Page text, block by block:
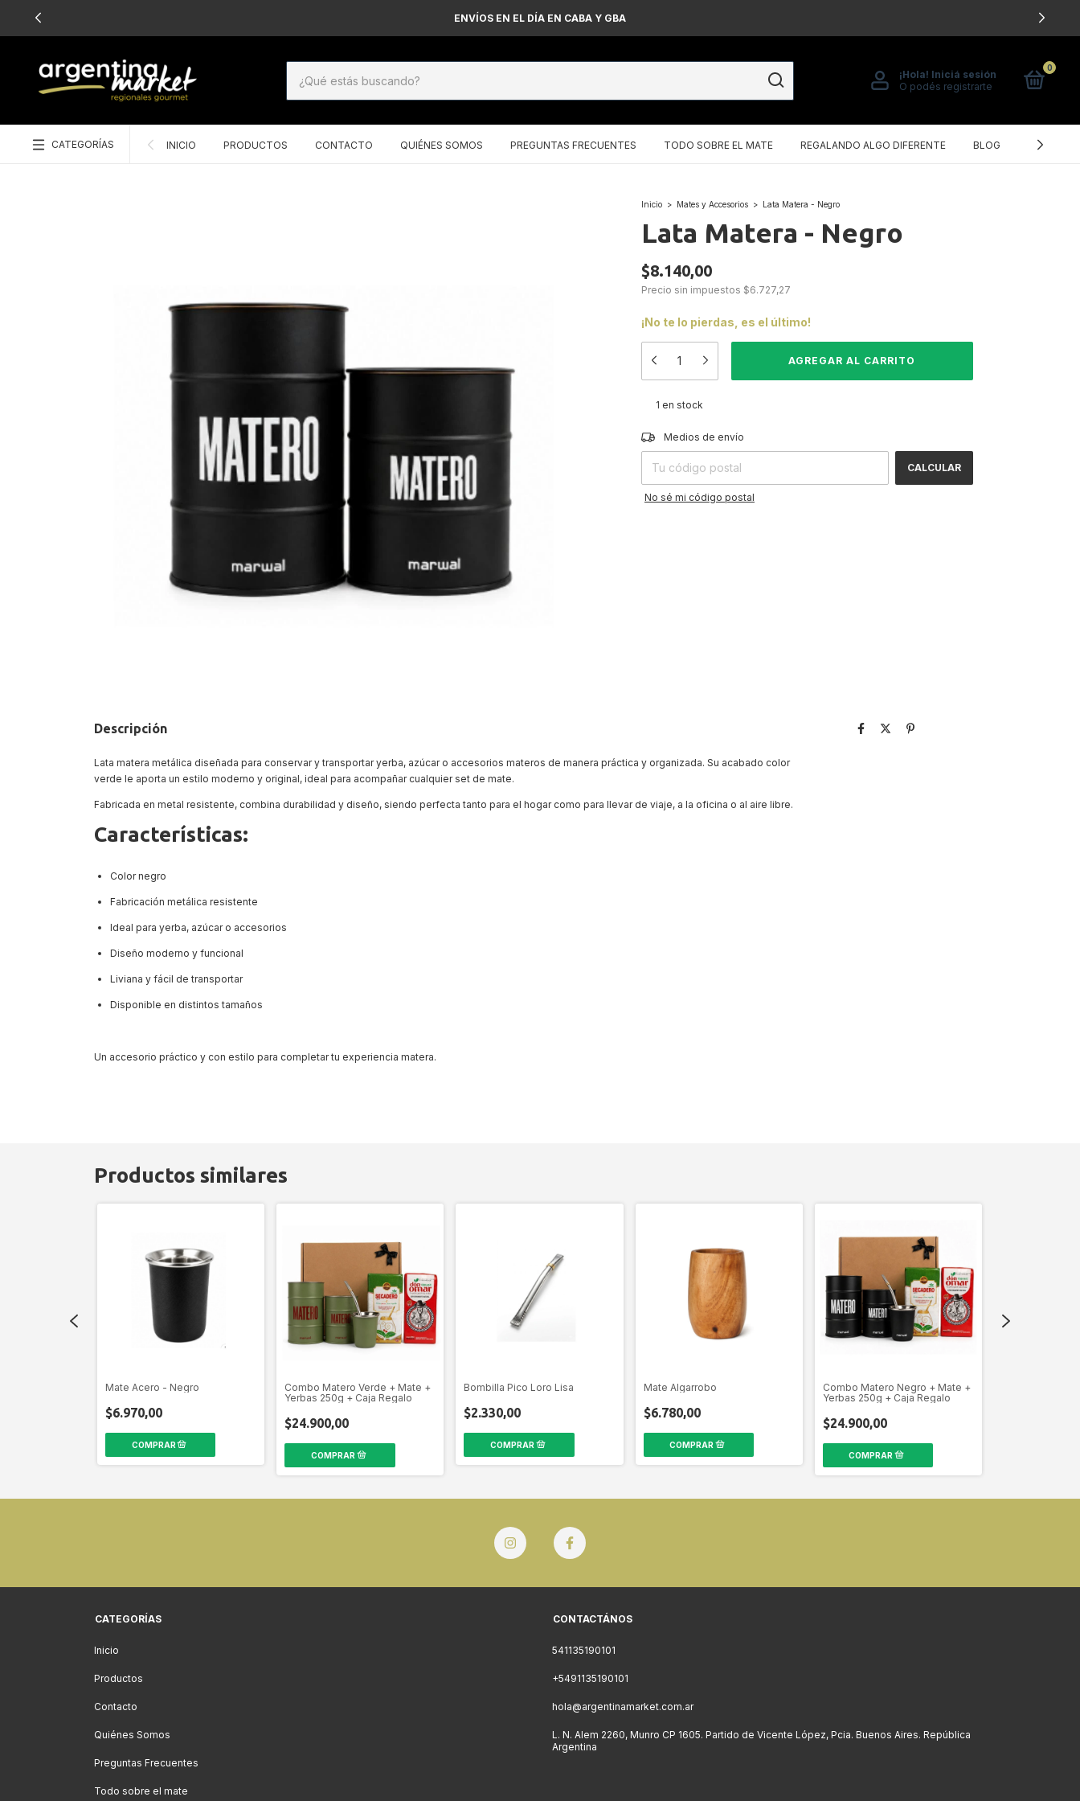
ENVÍOS EN EL DÍA EN CABA Y GBA
¡Hola! Iniciá sesión
O podés registrarte
0
CATEGORÍAS INICIO PRODUCTOS CONTACTO QUIÉNES SOMOS PREGUNTAS FRECUENTES TODO SOBRE EL MATE REGALANDO ALGO DIFERENTE BLOG POLÍTICA
Inicio > Mates y Accesorios > Lata Matera - Negro
Lata Matera - Negro
$8.140,00
Precio sin impuestos $6.727,27
¡No te lo pierdas, es el último!
1 en stock
Entregas para el CP:
Medios de envío
CALCULAR
No sé mi código postal
Descripción
Lata matera metálica diseñada para conservar y transportar yerba, azúcar o accesorios materos de manera práctica y organizada. Su acabado color
verde le aporta un estilo moderno y original, ideal para acompañar cualquier set de mate.
Fabricada en metal resistente, combina durabilidad y diseño, siendo perfecta tanto para el hogar como para llevar de viaje, a la oficina o al aire libre.
Características:
Color negro
Fabricación metálica resistente
Ideal para yerba, azúcar o accesorios
Diseño moderno y funcional
Liviana y fácil de transportar
Disponible en distintos tamaños
Un accesorio práctico y con estilo para completar tu experiencia matera.
Productos similares
Mate Acero - Negro
$6.970,00
Combo Matero Verde + Mate +
Yerbas 250g + Caja Regalo
$24.900,00
Bombilla Pico Loro Lisa
$2.330,00
Mate Algarrobo
$6.780,00
Combo Matero Negro + Mate +
Yerbas 250g + Caja Regalo
$24.900,00
CATEGORÍAS
Inicio
Productos
Contacto
Quiénes Somos
Preguntas Frecuentes
Todo sobre el mate
CONTACTÁNOS
541135190101
+5491135190101
hola@argentinamarket.com.ar
L. N. Alem 2260, Munro CP 1605. Partido de Vicente López, Pcia. Buenos Aires. República
Argentina